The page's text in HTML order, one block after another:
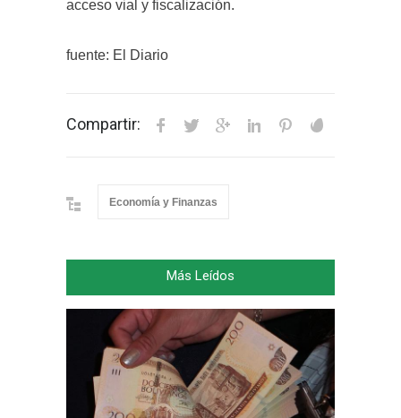
acceso vial y fiscalización.
fuente: El Diario
Compartir:
Economía y Finanzas
Más Leídos